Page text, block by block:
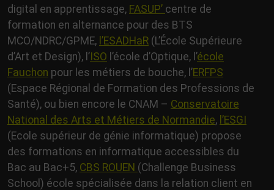
digital en apprentissage, FASUP’ centre de
formation en alternance pour des BTS
MCO/NDRC/GPME, l’ESADHaR (L’École Supérieure
d’Art et Design), l’ISO l’école d’Optique, l’école
Fauchon pour les métiers de bouche, l’ERFPS
(Espace Régional de Formation des Professions de
Santé), ou bien encore le CNAM – Conservatoire
National des Arts et Métiers de Normandie, l’ESGI
(Ecole supérieur de génie informatique) propose
des formations en informatique accessibles du
Bac au Bac+5, CBS ROUEN (Challenge Business
School) école spécialisée dans la relation client en